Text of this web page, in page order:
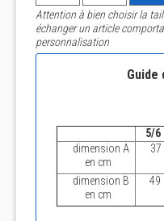
Attention à bien choisir la
échanger un article
personnalisation
Guide
5/6
dimension A
en cm
37
dimension B
en cm
49